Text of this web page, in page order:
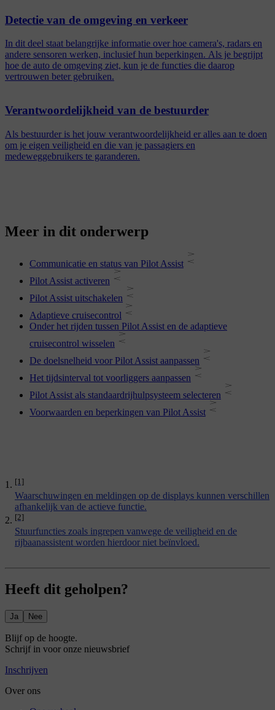
[1]
Waarschuwingen en meldingen op de displays kunnen verschillen
afhankelijk van de actieve functie.
[2]
Stuurfuncties zoals ingrepen vanwege de veiligheid en de
rijbaanassistent worden hierdoor niet beïnvloed.
Detectie van de omgeving en verkeer
In dit deel staat belangrijke informatie over hoe camera's, radars en
andere sensoren werken, inclusief hun beperkingen. Als je begrijpt
hoe de auto de omgeving ziet, kun je de functies die daarop
vertrouwen beter gebruiken.
Verantwoordelijkheid van de bestuurder
Als bestuurder is het jouw verantwoordelijkheid er alles aan te doen
om je eigen veiligheid en die van je passagiers en
medeweggebruikers te garanderen.
Meer in dit onderwerp
Communicatie en status van Pilot Assist
Pilot Assist activeren
Pilot Assist uitschakelen
Adaptieve cruisecontrol
Onder het rijden tussen Pilot Assist en de adaptieve
cruisecontrol wisselen
De doelsnelheid voor Pilot Assist aanpassen
Het tijdsinterval tot voorliggers aanpassen
Pilot Assist als standaardrijhulpsysteem selecteren
Voorwaarden en beperkingen van Pilot Assist
Heeft dit geholpen?
Ja Nee